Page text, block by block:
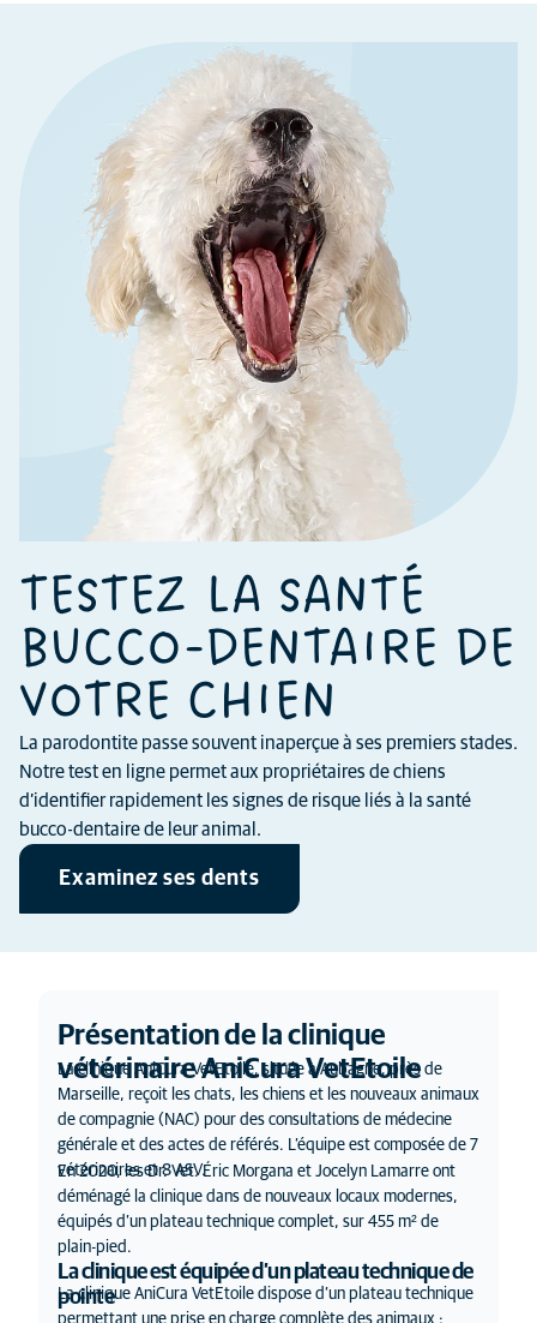
TESTEZ LA SANTÉ
BUCCO-DENTAIRE DE
VOTRE CHIEN
La parodontite passe souvent inaperçue à ses premiers stades.
Notre test en ligne permet aux propriétaires de chiens
d’identifier rapidement les signes de risque liés à la santé
bucco-dentaire de leur animal.
Examinez ses dents
Présentation de la clinique
vétérinaire AniCura VetEtoile
La clinique AniCura VetEtoile, située à Aubagne, près de
Marseille, reçoit les chats, les chiens et les nouveaux animaux
de compagnie (NAC) pour des consultations de médecine
générale et des actes de référés. L’équipe est composée de 7
vétérinaires et 8 ASV.
En 2020, les Dr. Vet. Éric Morgana et Jocelyn Lamarre ont
déménagé la clinique dans de nouveaux locaux modernes,
équipés d’un plateau technique complet, sur 455 m² de
plain-pied.
La clinique est équipée d’un plateau technique de
pointe
La clinique AniCura VetEtoile dispose d’un plateau technique
permettant une prise en charge complète des animaux :